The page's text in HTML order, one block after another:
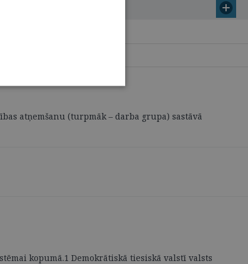
atņemšanu (turpmāk – darba grupa) sastāvā
kopumā.1 Demokrātiskā tiesiskā valstī valsts